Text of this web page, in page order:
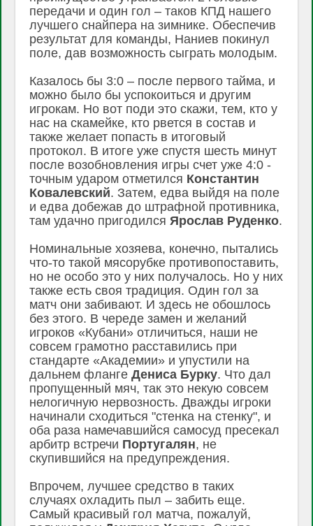
передачи и один гол – таков КПД нашего
лучшего снайпера на зимнике. Обеспечив
результат для команды, Наниев покинул
поле, дав возможность сыграть молодым.
Казалось бы 3:0 – после первого тайма, и
можно было бы успокоиться и другим
игрокам. Но вот поди это скажи, тем, кто у
нас на скамейке, кто рвется в состав и
также желает попасть в итоговый
протокол. В итоге уже спустя шесть минут
после возобновления игры счет уже 4:0 -
точным ударом отметился Константин
Ковалевский. Затем, едва выйдя на поле
и едва добежав до штрафной противника,
там удачно пригодился Ярослав Руденко.
Номинальные хозяева, конечно, пытались
что-то такой мясорубке противопоставить,
но не особо это у них получалось. Но у них
также есть своя традиция. Один гол за
матч они забивают. И здесь не обошлось
без этого. В череде замен и желаний
игроков «Кубани» отличиться, наши не
совсем грамотно расставились при
стандарте «Академии» и упустили на
дальнем флангеДениса Бурку. Что дал
пропущенный мяч, так это некую совсем
нелогичную нервозность. Дважды игроки
начинали сходиться "стенка на стенку", и
оба раза намечавшийся самосуд пресекал
арбитр встречи Португалян, не
скупившийся на предупреждения.
Впрочем, лучшее средство в таких
случаях охладить пыл – забить еще.
Самый красивый гол матча, пожалуй,